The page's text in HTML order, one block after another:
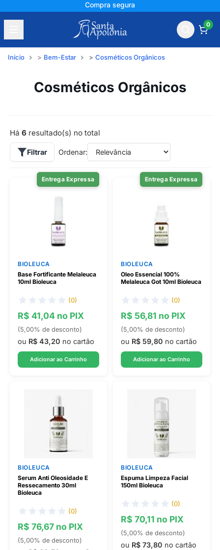
Compra segura
0
Início Bem-Estar Cosméticos Orgânicos
Cosméticos Orgânicos
Há 6 resultado(s) no total
Filtrar Ordenar:
Entrega Expressa
BIOLEUCA
Base Fortificante Melaleuca
10ml Bioleuca
(0)
R$ 41,04 no PIX
(5,00% de desconto)
ou R$ 43,20 no cartão
Adicionar ao Carrinho
Entrega Expressa
BIOLEUCA
Oleo Essencial 100%
Melaleuca Got 10ml Bioleuca
(0)
R$ 56,81 no PIX
(5,00% de desconto)
ou R$ 59,80 no cartão
Adicionar ao Carrinho
BIOLEUCA
Serum Anti Oleosidade E
Ressecamento 30ml
Bioleuca
(0)
R$ 76,67 no PIX
(5,00% de desconto)
BIOLEUCA
Espuma Limpeza Facial
150ml Bioleuca
(0)
R$ 70,11 no PIX
(5,00% de desconto)
ou R$ 73,80 no cartão